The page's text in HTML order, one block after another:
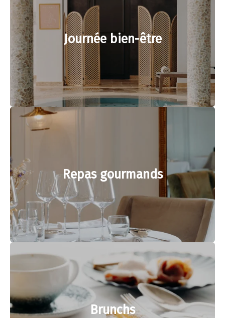
Journée bien-être
Repas gourmands
Brunchs